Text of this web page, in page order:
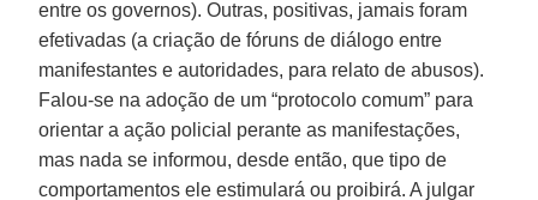
entre os governos). Outras, positivas, jamais foram
efetivadas (a criação de fóruns de diálogo entre
manifestantes e autoridades, para relato de abusos).
Falou-se na adoção de um “protocolo comum” para
orientar a ação policial perante as manifestações,
mas nada se informou, desde então, que tipo de
comportamentos ele estimulará ou proibirá. A julgar